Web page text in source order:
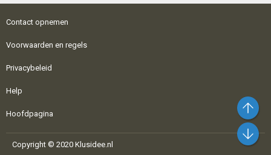
Contact opnemen
Voorwaarden en regels
Privacybeleid
Help
Hoofdpagina
Copyright © 2020 Klusidee.nl